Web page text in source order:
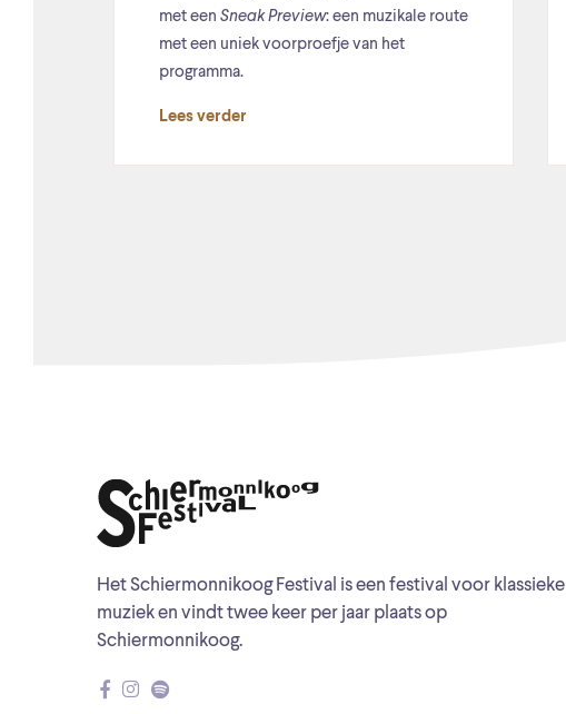
met een Sneak Preview: een muzikale route
met een uniek voorproefje van het
programma.
Lees verder
Het Schiermonnikoog Festival is een festival voor klassieke
muziek en vindt twee keer per jaar plaats op
Schiermonnikoog.